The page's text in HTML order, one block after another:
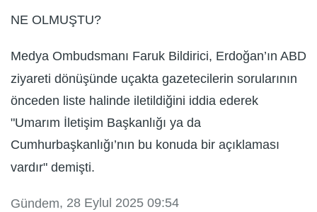
NE OLMUŞTU?
Medya Ombudsmanı Faruk Bildirici, Erdoğan’ın ABD
ziyareti dönüşünde uçakta gazetecilerin sorularının
önceden liste halinde iletildiğini iddia ederek
"Umarım İletişim Başkanlığı ya da
Cumhurbaşkanlığı’nın bu konuda bir açıklaması
vardır" demişti.
Gündem, 28 Eylul 2025 09:54